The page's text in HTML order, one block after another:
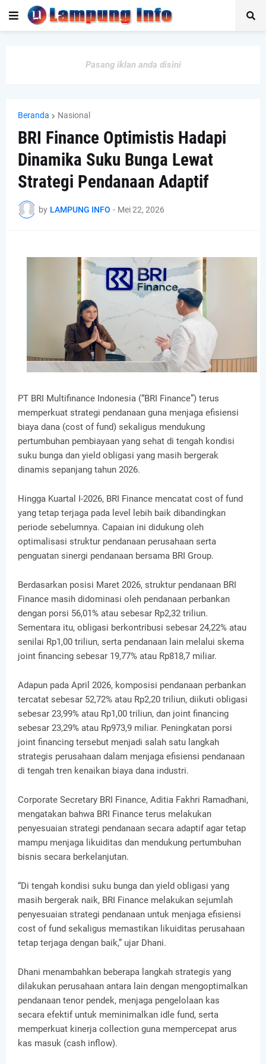
Pasang iklan anda disini
Beranda Nasional
BRI Finance Optimistis Hadapi
Dinamika Suku Bunga Lewat
Strategi Pendanaan Adaptif
by LAMPUNG INFO - Mei 22, 2026
PT BRI Multifinance Indonesia (“BRI Finance”) terus
memperkuat strategi pendanaan guna menjaga efisiensi
biaya dana (cost of fund) sekaligus mendukung
pertumbuhan pembiayaan yang sehat di tengah kondisi
suku bunga dan yield obligasi yang masih bergerak
dinamis sepanjang tahun 2026.
Hingga Kuartal I-2026, BRI Finance mencatat cost of fund
yang tetap terjaga pada level lebih baik dibandingkan
periode sebelumnya. Capaian ini didukung oleh
optimalisasi struktur pendanaan perusahaan serta
penguatan sinergi pendanaan bersama BRI Group.
Berdasarkan posisi Maret 2026, struktur pendanaan BRI
Finance masih didominasi oleh pendanaan perbankan
dengan porsi 56,01% atau sebesar Rp2,32 triliun.
Sementara itu, obligasi berkontribusi sebesar 24,22% atau
senilai Rp1,00 triliun, serta pendanaan lain melalui skema
joint financing sebesar 19,77% atau Rp818,7 miliar.
Adapun pada April 2026, komposisi pendanaan perbankan
tercatat sebesar 52,72% atau Rp2,20 triliun, diikuti obligasi
sebesar 23,99% atau Rp1,00 triliun, dan joint financing
sebesar 23,29% atau Rp973,9 miliar. Peningkatan porsi
joint financing tersebut menjadi salah satu langkah
strategis perusahaan dalam menjaga efisiensi pendanaan
di tengah tren kenaikan biaya dana industri.
Corporate Secretary BRI Finance, Aditia Fakhri Ramadhani,
mengatakan bahwa BRI Finance terus melakukan
penyesuaian strategi pendanaan secara adaptif agar tetap
mampu menjaga likuiditas dan mendukung pertumbuhan
bisnis secara berkelanjutan.
“Di tengah kondisi suku bunga dan yield obligasi yang
masih bergerak naik, BRI Finance melakukan sejumlah
penyesuaian strategi pendanaan untuk menjaga efisiensi
cost of fund sekaligus memastikan likuiditas perusahaan
tetap terjaga dengan baik,” ujar Dhani.
Dhani menambahkan beberapa langkah strategis yang
dilakukan perusahaan antara lain dengan mengoptimalkan
pendanaan tenor pendek, menjaga pengelolaan kas
secara efektif untuk meminimalkan idle fund, serta
memperkuat kinerja collection guna mempercepat arus
kas masuk (cash inflow).